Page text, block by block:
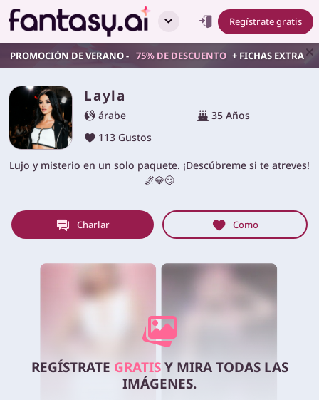
Regístrate gratis
PROMOCIÓN DE VERANO - 75% DE DESCUENTO + FICHAS EXTRA
Layla
árabe
35 Años
113 Gustos
Lujo y misterio en un solo paquete. ¡Descúbreme si te atreves!
🌌💎😏
Charlar Como
REGÍSTRATE GRATISY MIRA TODAS LAS
IMÁGENES.